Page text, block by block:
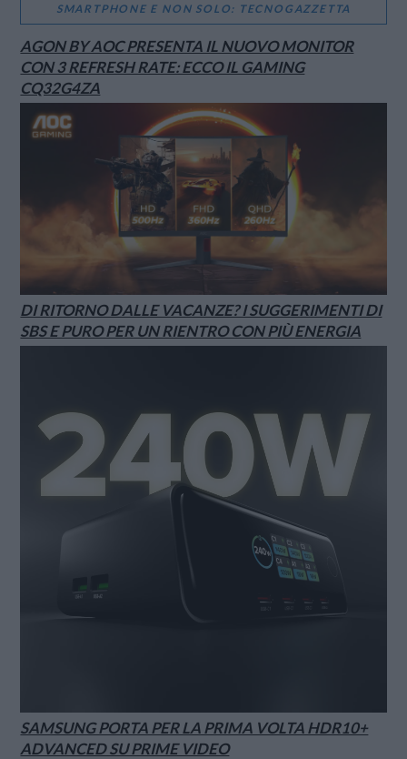
SMARTPHONE E NON SOLO: TECNOGAZZETTA
AGON BY AOC PRESENTA IL NUOVO MONITOR
CON 3 REFRESH RATE: ECCO IL GAMING
CQ32G4ZA
DI RITORNO DALLE VACANZE? I SUGGERIMENTI DI
SBS E PURO PER UN RIENTRO CON PIÙ ENERGIA
SAMSUNG PORTA PER LA PRIMA VOLTA HDR10+
ADVANCED SU PRIME VIDEO